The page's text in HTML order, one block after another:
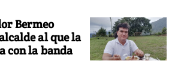
Bermeo
al que la
con la banda